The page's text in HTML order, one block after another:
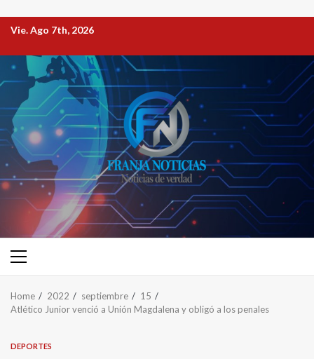
Vie. Ago 7th, 2026
Home 2022 septiembre
15
Atlético Junior venció a Unión Magdalena y obligó a los penales
DEPORTES